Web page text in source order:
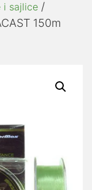
i sajlice /
150m